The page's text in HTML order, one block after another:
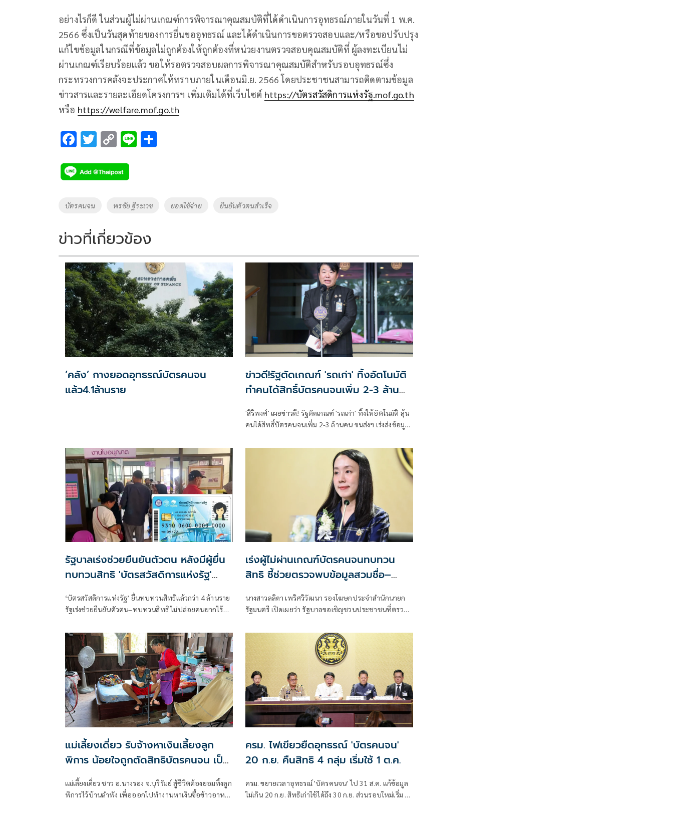
อย่างไรก็ดี ในส่วนผู้ไม่ผ่านเกณฑ์การพิจารณาคุณสมบัติที่ได้ดำเนินการอุทธรณ์ภายในวันที่ 1 พ.ค.
2566 ซึ่งเป็นวันสุดท้ายของการยื่นขออุทธรณ์ และได้ดำเนินการขอตรวจสอบและ/หรือขอปรับปรุง
แก้ไขข้อมูลในกรณีที่ข้อมูลไม่ถูกต้องให้ถูกต้องที่หน่วยงานตรวจสอบคุณสมบัติที่ ผู้ลงทะเบียนไม่
ผ่านเกณฑ์เรียบร้อยแล้ว ขอให้รอตรวจสอบผลการพิจารณาคุณสมบัติสำหรับรอบอุทธรณ์ซึ่ง
กระทรวงการคลังจะประกาศให้ทราบภายในเดือนมิ.ย. 2566 โดยประชาชนสามารถติดตามข้อมูล
ข่าวสารและรายละเอียดโครงการฯ เพิ่มเติมได้ที่เว็บไซต์ https://บัตรสวัสดิการแห่งรัฐ.mof.go.th
หรือ https://welfare.mof.go.th
F
e
b
o
k
T
tt
er
C
p
y
Li
k
Li
Tags
บัตรคนจน พรชัย ฐีระเวช ยอดใช้จ่าย ยืนยันตัวตนสำเร็จ
ข่าวที่เกี่ยวข้อง
‘คลัง’ กางยอดอุทธรณ์บัตรคนจน
แล้ว4.1ล้านราย
ข่าวดี!รัฐตัดเกณฑ์ 'รถเก่า' ทิ้งอัตโนมัติ
ทำคนได้สิทธิ์บัตรคนจนเพิ่ม 2-3 ล้าน
'สิริพงศ์' เผยข่าวดี! รัฐตัดเกณฑ์ 'รถเก่า' ทิ้งให้อัตโนมัติ ลุ้น
คนได้สิทธิ์บัตรคนจนเพิ่ม 2-3 ล้านคน ขนส่งฯ เร่งส่งข้อมูล
2 แสนราย
รัฐบาลเร่งช่วยยืนยันตัวตน หลังมีผู้ยื่น
ทบทวนสิทธิ 'บัตรสวัสดิการแห่งรัฐ'
แล้วกว่า 4 ล้านราย
‘บัตรสวัสดิการแห่งรัฐ’ ยื่นทบทวนสิทธิแล้วกว่า 4 ล้านราย
รัฐเร่งช่วยยืนยันตัวตน–ทบทวนสิทธิ ไม่ปล่อยคนยากไร้
เร่งผู้ไม่ผ่านเกณฑ์บัตรคนจนทบทวน
สิทธิ ชี้ช่วยตรวจพบข้อมูลสวมชื่อ–
นางสาวลลิดา เพริศวิวัฒนา รองโฆษกประจำสำนักนายก
รัฐมนตรี เปิดเผยว่า รัฐบาลขอเชิญชวนประชาชนที่ตรวจ
แม่เลี้ยงเดี่ยว รับจ้างหาเงินเลี้ยงลูก
พิการ น้อยใจถูกตัดสิทธิบัตรคนจน เป็น
หนี้เพราะรักษาลูก
แม่เลี้ยงเดี่ยว ชาว อ.นางรอง จ.บุรีรัมย์ สู้ชีวิตต้องยอมทิ้งลูก
พิการไว้บ้านลำพัง เพื่อออกไปทำงานหาเงินซื้อข้าวอาหาร
ครม. ไฟเขียวยืดอุทธรณ์ 'บัตรคนจน'
20 ก.ย. คืนสิทธิ 4 กลุ่ม เริ่มใช้ 1 ต.ค.
ครม. ขยายเวลาอุทธรณ์ 'บัตรคนจน' ไป 31 ส.ค. แก้ข้อมูล
ไม่เกิน 20 ก.ย. สิทธิเก่าใช้ได้ถึง 30 ก.ย. ส่วนรอบใหม่เริ่ม 1